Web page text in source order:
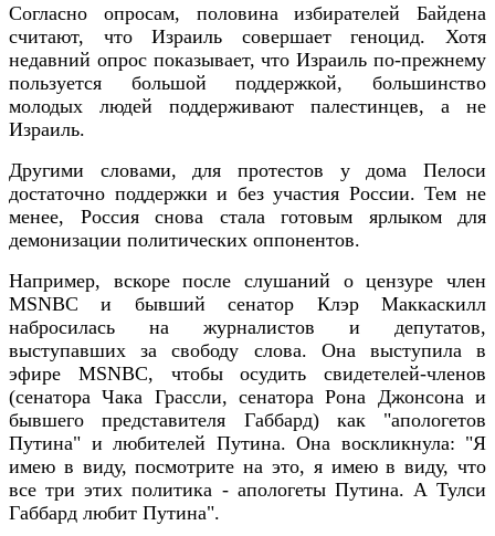
Согласно опросам, половина избирателей Байдена
считают, что Израиль совершает геноцид. Хотя
недавний опрос показывает, что Израиль по-прежнему
пользуется большой поддержкой, большинство
молодых людей поддерживают палестинцев, а не
Израиль.
Другими словами, для протестов у дома Пелоси
достаточно поддержки и без участия России. Тем не
менее, Россия снова стала готовым ярлыком для
демонизации политических оппонентов.
Например, вскоре после слушаний о цензуре член
MSNBC и бывший сенатор Клэр Маккаскилл
набросилась на журналистов и депутатов,
выступавших за свободу слова. Она выступила в
эфире MSNBC, чтобы осудить свидетелей-членов
(сенатора Чака Грассли, сенатора Рона Джонсона и
бывшего представителя Габбард) как "апологетов
Путина" и любителей Путина. Она воскликнула: "Я
имею в виду, посмотрите на это, я имею в виду, что
все три этих политика - апологеты Путина. А Тулси
Габбард любит Путина".